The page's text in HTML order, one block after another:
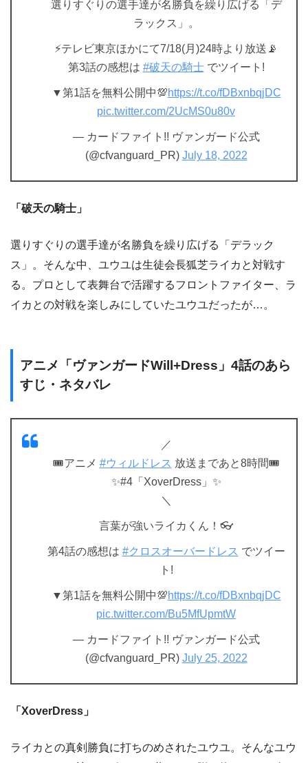
選りすぐりの選手達が名勝負を繰り広げる「デ
ラックス」。
⚡️テレビ東京ほかにて7/18(月)24時より放送📡
第3話の感想は #破天の騎士でツイート!
▼第1話を無料公開中💯https://t.co/fDBxnbqjDC
pic.twitter.com/2UcMS0u80v
— カードファイト!! ヴァンガード公式
(@cfvanguard_PR) July 18, 2022
「破天の騎士」
選りすぐりの選手達が名勝負を繰り広げる「デラック
ス」。そんな中、ユウユは生徒会長狐芝ライカと対戦す
る。プロとして表舞台で活躍するフロントファイター、ラ
イカとの対戦を楽しみにしていたユウユだったが…。
アニメ「ヴァンガードWill+Dress」4話のあら
すじ・ネタバレ
／
🎟️アニメ #ウィルドレス 放送まであと8時間🎟️
✨#4「XoverDress」✨
＼
言葉が強いライカくん！👓
第4話の感想は #クロスオーバードレス でツイー
ト!
▼第1話を無料公開中💯https://t.co/fDBxnbqjDC
pic.twitter.com/Bu5MfUpmtW
— カードファイト!! ヴァンガード公式
(@cfvanguard_PR) July 25, 2022
「XoverDress」
ライカとの真剣勝負に打ちのめされたユウユ。そんなユウ